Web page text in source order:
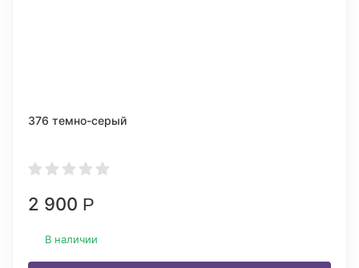
376 темно-серый
2 900 Р
В наличии